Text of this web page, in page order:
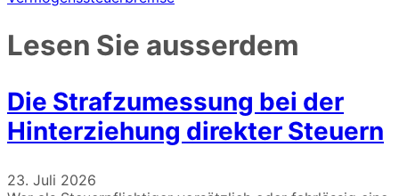
Lesen Sie ausserdem
Die Strafzumessung bei der
Hinterziehung direkter Steuern
23. Juli 2026